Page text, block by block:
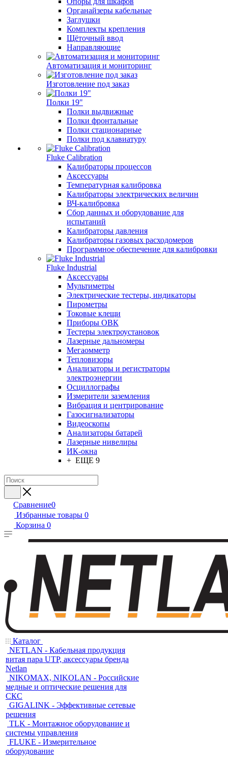
Органайзеры кабельные
Заглушки
Комплекты крепления
Щёточный ввод
Направляющие
Автоматизация и мониторинг
Изготовление под заказ
Полки 19"
Полки выдвижные
Полки фронтальные
Полки стационарные
Полки под клавиатуру
Fluke Calibration
Калибраторы процессов
Аксессуары
Температурная калибровка
Калибраторы электрических величин
ВЧ-калибровка
Сбор данных и оборудование для
испытаний
Калибраторы давления
Калибраторы газовых расходомеров
Программное обеспечение для калибровки
Fluke Industrial
Аксессуары
Мультиметры
Электрические тестеры, индикаторы
Пирометры
Токовые клещи
Приборы ОВК
Тестеры электроустановок
Лазерные дальномеры
Мегаомметр
Тепловизоры
Анализаторы и регистраторы
электроэнергии
Осциллографы
Измерители заземления
Вибрация и центрирование
Газосигнализаторы
Видеоскопы
Анализаторы батарей
Лазерные нивелиры
ИК-окна
+ ЕЩЕ 9
Сравнение0
Избранные товары 0
Корзина 0
Каталог
NETLAN - Кабельная продукция
витая пара UTP, аксессуары бренда
Netlan
NIKOMAX, NIKOLAN - Российские
медные и оптические решения для
СКС
GIGALINK - Эффективные сетевые
решения
TLK - Монтажное оборудование и
системы управления
FLUKE - Измерительное
оборудование